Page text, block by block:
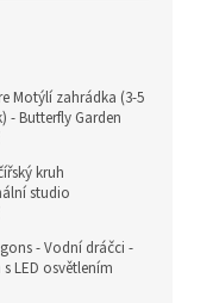
Motýlí zahrádka (3-5
- Butterfly Garden
kruh
studio
- Vodní dráčci -
LED osvětlením